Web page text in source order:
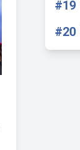
#19
#20